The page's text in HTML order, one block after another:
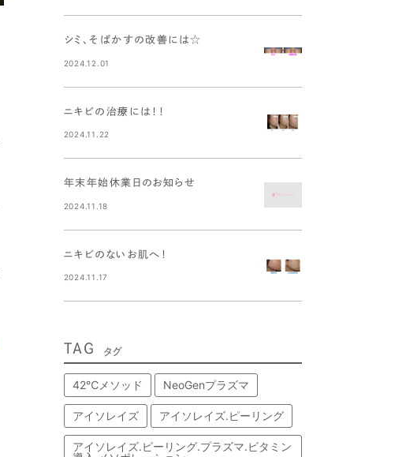
シミ、そばかすの改善には☆
2024.12.01
ニキビの治療には！！
2024.11.22
年末年始休業日のお知らせ
2024.11.18
ニキビのないお肌へ！
2024.11.17
TAG タグ
42℃メソッド NeoGenプラズマ
アイソレイズ アイソレイズ.ピーリング
アイソレイズ.ピーリング.プラズマ.ビタミン